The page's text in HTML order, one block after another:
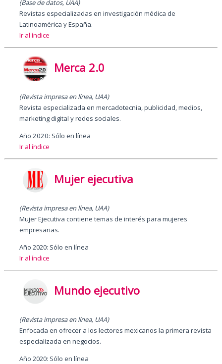
(Base de datos, UAA)
Revistas especializadas en investigación médica de
Latinoamérica y España.
Ir al índice
Merca 2.0
(Revista impresa en línea, UAA)
Revista especializada en mercadotecnia, publicidad, medios,
marketing digital y redes sociales.
Año 2020: Sólo en línea
Ir al índice
Mujer ejecutiva
(Revista impresa en línea, UAA)
Mujer Ejecutiva contiene temas de interés para mujeres
empresarias.
Año 2020: Sólo en línea
Ir al índice
Mundo ejecutivo
(Revista impresa en línea, UAA)
Enfocada en ofrecer a los lectores mexicanos la primera revista
especializada en negocios.
Año 2020: Sólo en línea